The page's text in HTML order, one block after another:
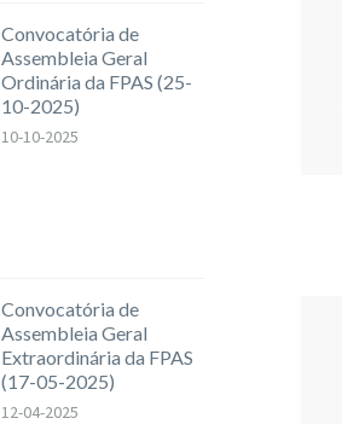
Convocatória de
Assembleia Geral
Ordinária da FPAS (25-
10-2025)
10-10-2025
Convocatória de
Assembleia Geral
Extraordinária da FPAS
(17-05-2025)
12-04-2025